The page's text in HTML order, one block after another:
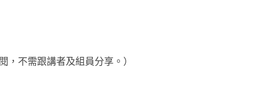
，不需跟講者及組員分享。 ）